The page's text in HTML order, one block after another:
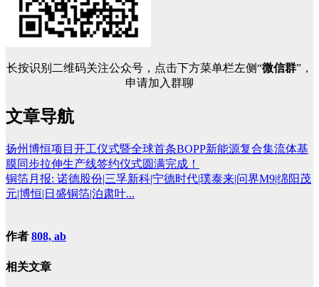
长按识别二维码关注公众号，点击下方菜单栏左侧“微信群”，
申请加入群聊
文章导航
扬州博恒项目开工仪式暨全球首条BOPP新能源复合集流体基
膜同步拉伸生产线签约仪式圆满完成！
铜箔月报: 诺德股份|三孚新科|宁德时代|璞泰来|问界M9|绵阳茂
元|博恒|日盛铜箔|泊肃叶...
作者 808, ab
相关文章